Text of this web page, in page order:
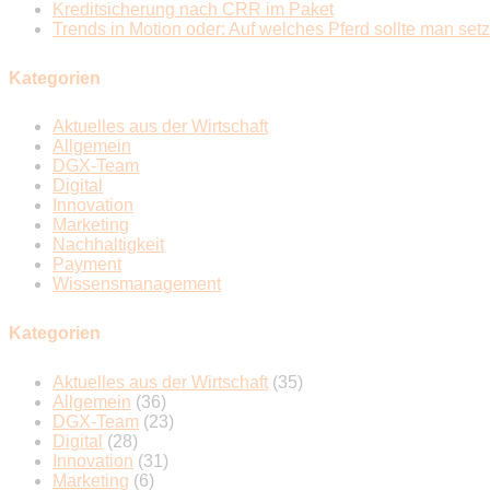
Kreditsicherung nach CRR im Paket
Trends in Motion oder: Auf welches Pferd sollte man
Kategorien
Aktuelles aus der Wirtschaft
Allgemein
DGX-Team
Digital
Innovation
Marketing
Nachhaltigkeit
Payment
Wissensmanagement
Kategorien
Aktuelles aus der Wirtschaft (35)
Allgemein (36)
DGX-Team (23)
Digital (28)
Innovation (31)
Marketing (6)